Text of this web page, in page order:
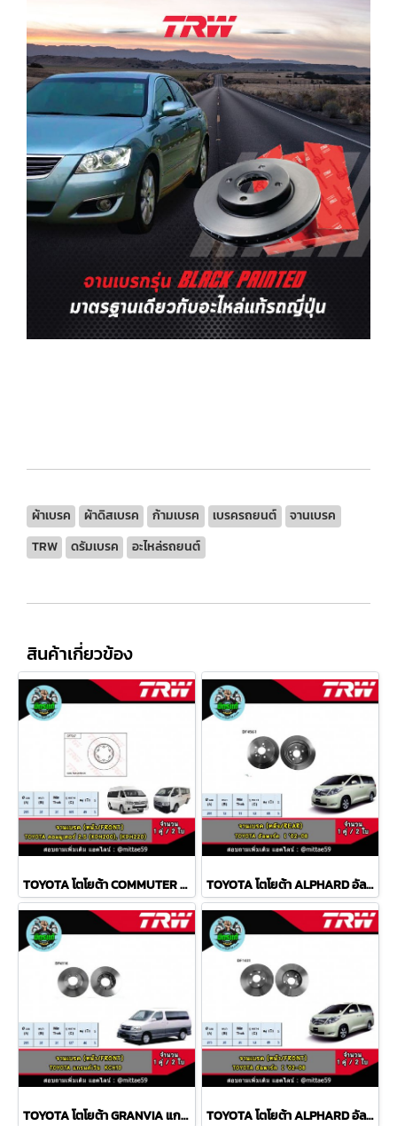
ผ้าเบรค ผ้าดิสเบรค ก้ามเบรค เบรครถยนต์
จานเบรค
TRW
ดรัมเบรค อะไหล่รถยนต์
สินค้าเกี่ยวข้อง
TOYOTA โตโยต้า COMMUTER คอมมูเตอร์ 2.5, 3.0 จานเบรค TRW หน้า TOYOTA โตโยต้า ALPHARD อัลพาร์ด I '02-08 จานเบรค TRW หลัง
TOYOTA โตโยต้า GRANVIA แกรนด์เวีย KCH10 จานเบรค TRW หน้า TOYOTA โตโยต้า ALPHARD อัลพาร์ด I '02-08 จานเบรค TRW หน้า